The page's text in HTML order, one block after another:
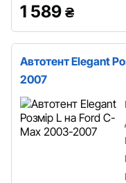
1 589 ₴
Автотент Elegant
2007